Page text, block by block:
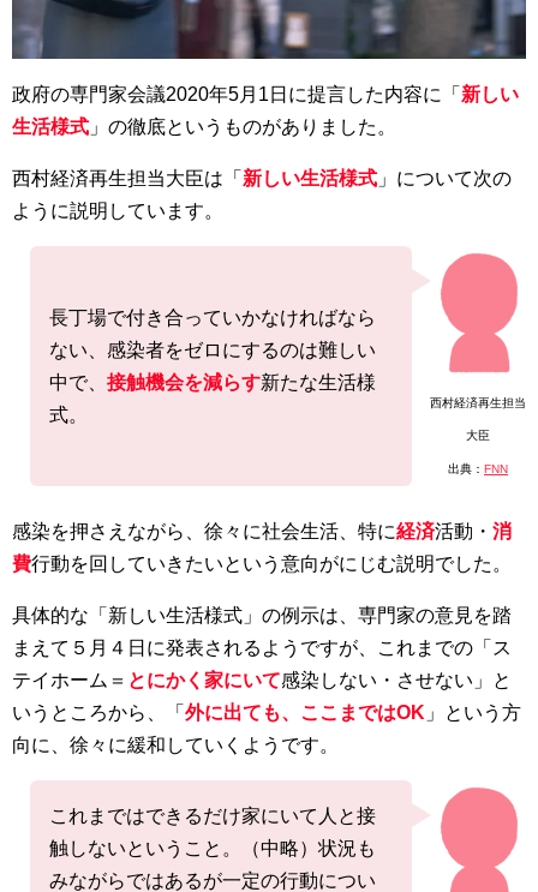
政府の専門家会議2020年5月1日に提言した内容に「 新しい
生活様式 」の徹底というものがありました。
西村経済再生担当大臣は「 新しい生活様式 」について次の
ように説明しています。
西村経済再生担当
大臣
出典： FNN
長丁場で付き合っていかなければなら
ない、感染者をゼロにするのは難しい
中で、 接触機会を減らす新たな生活様
式。
感染を押さえながら、徐々に社会生活、特に経済活動・ 消
費行動を回していきたいという意向がにじむ説明でした。
具体的な「新しい生活様式」の例示は、専門家の意見を踏
まえて５月４日に発表されるようですが、これまでの「ス
テイホーム＝ とにかく家にいて感染しない・させない」と
いうところから、「 外に出ても、ここまではOK 」という方
向に、徐々に緩和していくようです。
これまではできるだけ家にいて人と接
触しないということ。（中略）状況も
みながらではあるが一定の行動につい